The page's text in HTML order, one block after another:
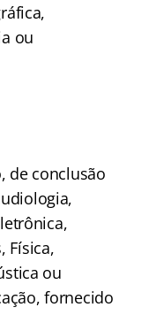
ou
de conclusão
Física,
ou
fornecido